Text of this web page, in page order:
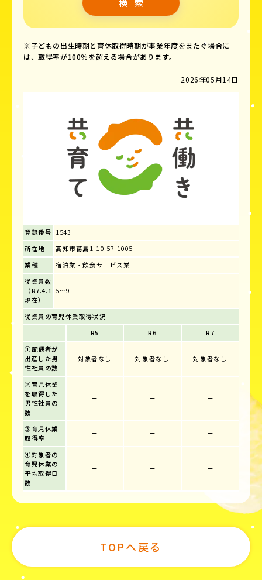
※子どもの出生時期と育休取得時期が事業年度をまたぐ場合に
は、取得率が100％を超える場合があります。
2026年05月14日
登録番号 1543
所在地
高知市葛島1-10-57-1005
業種
宿泊業・飲食サービス業
従業員数
（R7.4.1
現在）
5～9
従業員の育児休業取得状況
R5
R6
R7
①配偶者が
出産した男
性社員の数
対象者なし 対象者なし 対象者なし
②育児休業
を取得した
男性社員の
数
ー ー ー
③育児休業
取得率
ー ー ー
④対象者の
育児休業の
平均取得日
数
ー ー ー
TOPへ戻る